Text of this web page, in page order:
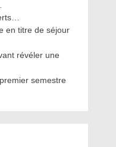
en titre de séjour
révéler une
semestre